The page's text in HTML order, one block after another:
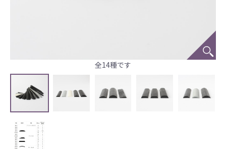
全14種です